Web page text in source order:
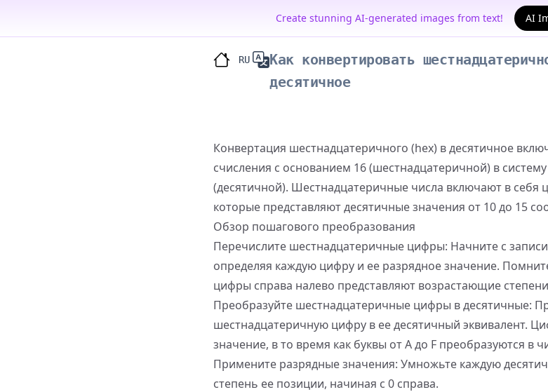
Create stunning AI-generated images from text! AI
RU
Как конвертировать
десятичное
Конвертация шестнадцатеричного (hex) в десятичное
счисления с основанием 16 (шестнадцатеричной) в
(десятичной). Шестнадцатеричные числа включают в себя
которые представляют десятичные значения от 10 до 15
Обзор пошагового преобразования
Перечислите шестнадцатеричные цифры: Начните с
определяя каждую цифру и ее разрядное значение.
цифры справа налево представляют возрастающие
Преобразуйте шестнадцатеричные цифры в десятичные:
шестнадцатеричную цифру в ее десятичный эквивалент.
значение, в то время как буквы от A до F преобразуются в
Примените разрядные значения: Умножьте каждую
степень ее позиции, начиная с 0 справа.